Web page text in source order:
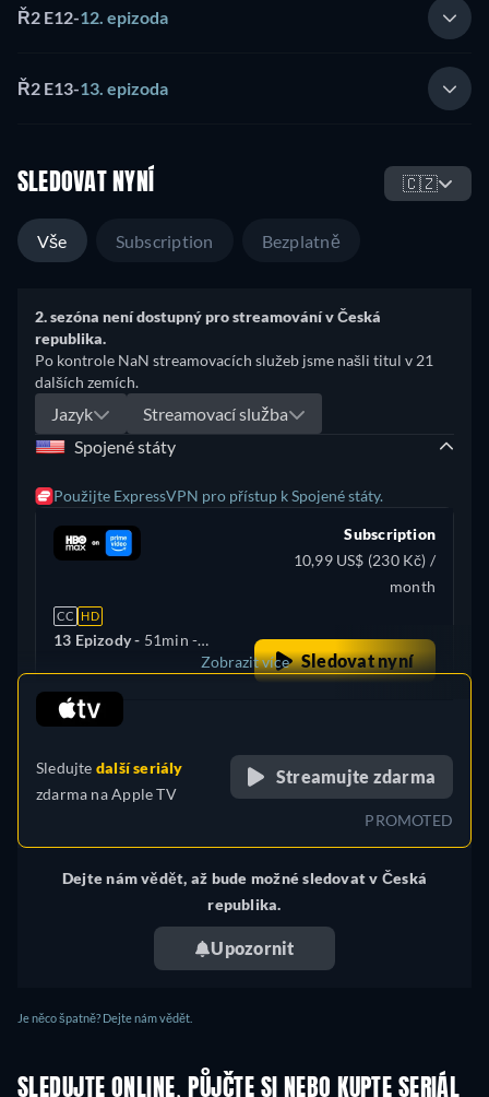
Ř2 E12-12. epizoda
Ř2 E13-13. epizoda
SLEDOVAT NYNÍ 🇨🇿
Vše Subscription Bezplatně
2. sezóna není dostupný pro streamování v Česká
republika.
Po kontrole NaN streamovacích služeb jsme našli titul v 21
dalších zemích.
Jazyk
Streamovací služba
Spojené státy
Použijte ExpressVPN pro přístup k Spojené státy.
CC HD
13 Epizody - 51min -
Subscription
10,99 US$ (230 Kč) /
month
Sledovat nyní
Turecko
Zobrazit více
Sledujte další seriály
zdarma naApple TV
Streamujte zdarma
PROMOTED
Dejte nám vědět, až bude možné sledovat v Česká
republika.
Upozornit
Je něco špatně? Dejte nám vědět.
SLEDUJTE ONLINE, PŮJČTE SI NEBO KUPTE SERIÁL